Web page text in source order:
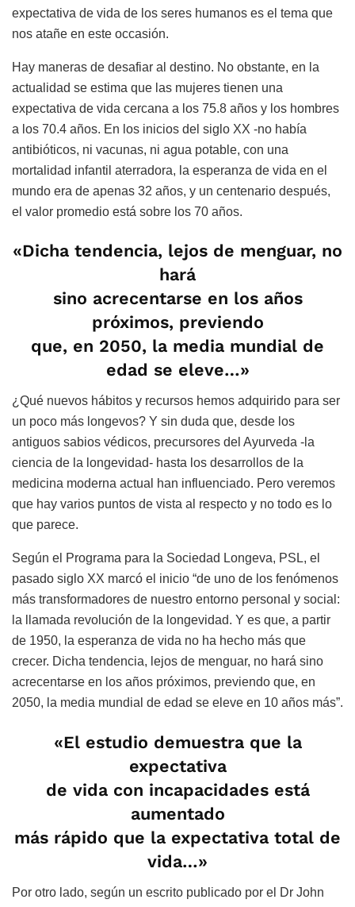
expectativa de vida de los seres humanos es el tema que
nos atañe en este occasión.
Hay maneras de desafiar al destino. No obstante, en la
actualidad se estima que las mujeres tienen una
expectativa de vida cercana a los 75.8 años y los hombres
a los 70.4 años. En los inicios del siglo XX -no había
antibióticos, ni vacunas, ni agua potable, con una
mortalidad infantil aterradora, la esperanza de vida en el
mundo era de apenas 32 años, y un centenario después,
el valor promedio está sobre los 70 años.
«Dicha tendencia, lejos de menguar, no
hará
sino acrecentarse en los años
próximos, previendo
que, en 2050, la media mundial de
edad se eleve…»
¿Qué nuevos hábitos y recursos hemos adquirido para ser
un poco más longevos? Y sin duda que, desde los
antiguos sabios védicos, precursores del Ayurveda -la
ciencia de la longevidad- hasta los desarrollos de la
medicina moderna actual han influenciado. Pero veremos
que hay varios puntos de vista al respecto y no todo es lo
que parece.
Según el Programa para la Sociedad Longeva, PSL, el
pasado siglo XX marcó el inicio “de uno de los fenómenos
más transformadores de nuestro entorno personal y social:
la llamada revolución de la longevidad. Y es que, a partir
de 1950, la esperanza de vida no ha hecho más que
crecer. Dicha tendencia, lejos de menguar, no hará sino
acrecentarse en los años próximos, previendo que, en
2050, la media mundial de edad se eleve en 10 años más”.
«El estudio demuestra que la
expectativa
de vida con incapacidades está
aumentado
más rápido que la expectativa total de
vida…»
Por otro lado, según un escrito publicado por el Dr John